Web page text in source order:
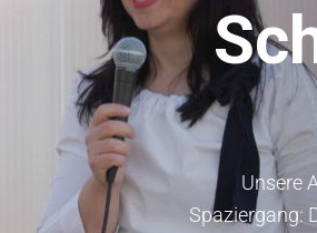
Unsere
Spaziergang: